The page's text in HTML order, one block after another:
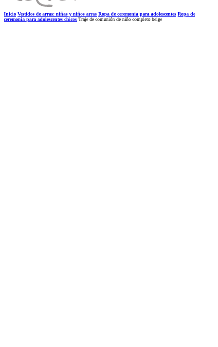
Inicio Vestidos de arras: niñas y niños arras Ropa de ceremonia para adolescentes Ropa de
ceremonia para adolescentes chicos Traje de comunión de niño completo beige